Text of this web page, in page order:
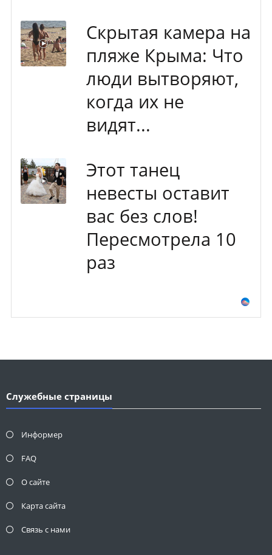
Скрытая камера на
пляже Крыма: Что
люди вытворяют,
когда их не
видят...
Этот танец
невесты оставит
вас без слов!
Пересмотрела 10
раз
Служебные страницы
Информер
FAQ
О сайте
Карта сайта
Связь с нами